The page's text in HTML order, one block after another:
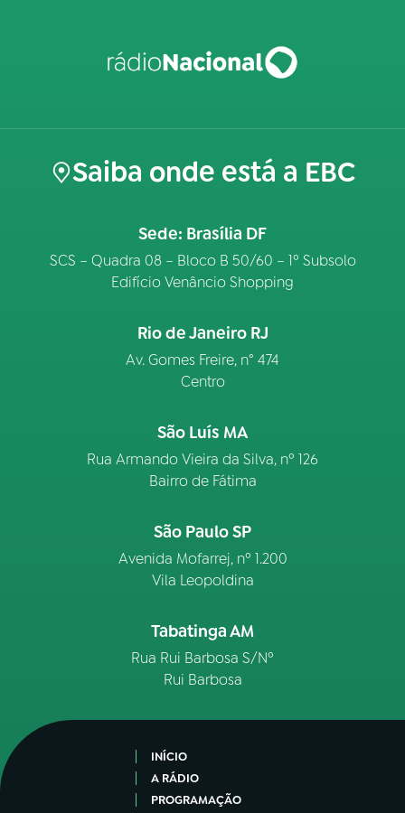
Saiba onde está a EBC
Sede: Brasília DF
SCS – Quadra 08 – Bloco B 50/60 – 1º Subsolo
Edifício Venâncio Shopping
Rio de Janeiro RJ
Av. Gomes Freire, n° 474
Centro
São Luís MA
Rua Armando Vieira da Silva, nº 126
Bairro de Fátima
São Paulo SP
Avenida Mofarrej, nº 1.200
Vila Leopoldina
Tabatinga AM
Rua Rui Barbosa S/Nº
Rui Barbosa
INÍCIO
A RÁDIO
PROGRAMAÇÃO